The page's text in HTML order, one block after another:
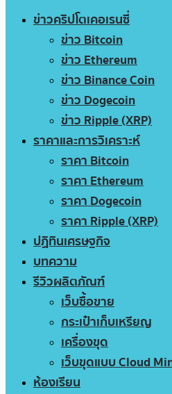
ข่าวคริปโตเคอเรนซี่
ข่าว Bitcoin
ข่าว Ethereum
ข่าว Binance Coin
ข่าว Dogecoin
ข่าว Ripple (XRP)
ราคาและการวิเคราะห์
ราคา Bitcoin
ราคา Ethereum
ราคา Dogecoin
ราคา Ripple (XRP)
ปฏิทินเศรษฐกิจ
บทความ
รีวิวผลิตภัณฑ์
เว็บซื้อขาย
กระเป๋าเก็บเหรียญ
เครื่องขุด
เว็บขุดแบบ Cloud
ห้องเรียน